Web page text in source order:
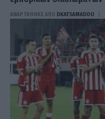
ΑΝΑΡΤΗΘΗΚΕ ΑΠΟ DKATSAMADOU